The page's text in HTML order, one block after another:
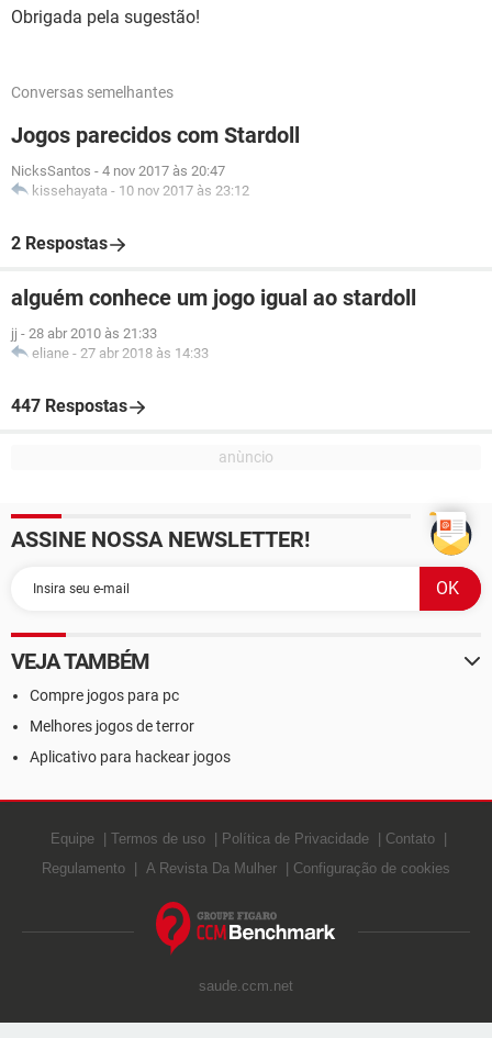
Obrigada pela sugestão!
Conversas semelhantes
Jogos parecidos com Stardoll
NicksSantos - 4 nov 2017 às 20:47
kissehayata - 10 nov 2017 às 23:12
2 Respostas
alguém conhece um jogo igual ao stardoll
jj - 28 abr 2010 às 21:33
eliane - 27 abr 2018 às 14:33
447 Respostas
ASSINE NOSSA NEWSLETTER!
VEJA TAMBÉM
Compre jogos para pc
Melhores jogos de terror
Aplicativo para hackear jogos
Equipe Termos de uso Política de Privacidade
Contato
Regulamento
A Revista Da Mulher Configuração de cookies
saude.ccm.net